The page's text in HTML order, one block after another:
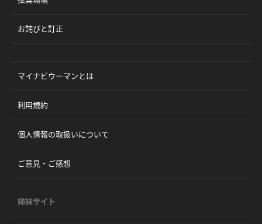
お詫びと訂正
マイナビウーマンとは
利用規約
個人情報の取扱いについて
ご意見・ご感想
姉妹サイト